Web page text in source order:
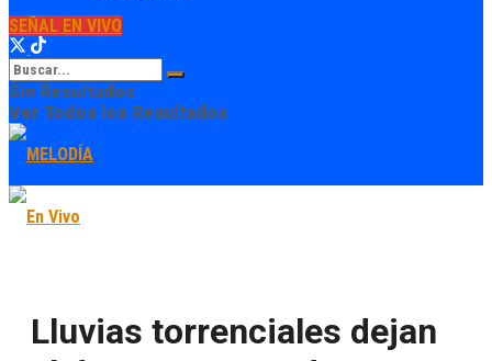
SEÑAL EN VIVO
Sin Resultados
Ver Todos los Resultados
Lluvias torrenciales dejan